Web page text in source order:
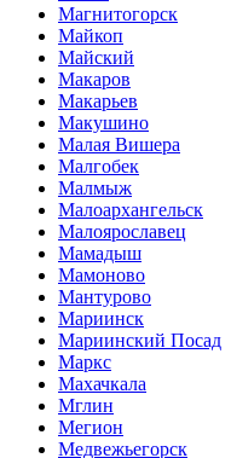
Магнитогорск
Майкоп
Майский
Макаров
Макарьев
Макушино
Малая Вишера
Малгобек
Малмыж
Малоархангельск
Малоярославец
Мамадыш
Мамоново
Мантурово
Мариинск
Мариинский Посад
Маркс
Махачкала
Мглин
Мегион
Медвежьегорск